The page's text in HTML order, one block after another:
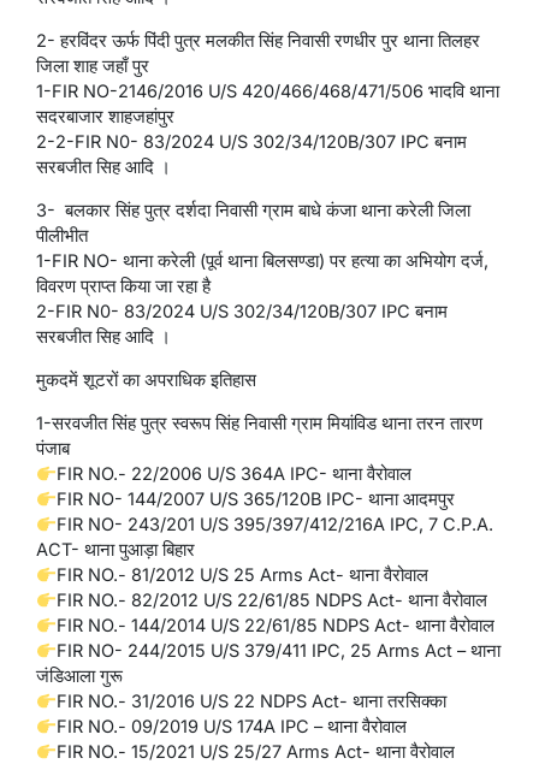
2- हरविंदर ऊर्फ पिंदी पुत्र मलकीत सिंह निवासी रणधीर पुर थाना तिलहर
जिला शाह जहाँ पुर
1-FIR NO-2146/2016 U/S 420/466/468/471/506 भादवि थाना
सदरबाजार शाहजहांपुर
2-2-FIR N0- 83/2024 U/S 302/34/120B/307 IPC बनाम
सरबजीत सिह आदि ।
3- बलकार सिंह पुत्र दर्शदा निवासी ग्राम बाधे कंजा थाना करेली जिला
पीलीभीत
1-FIR NO- थाना करेली (पूर्व थाना बिलसण्डा) पर हत्या का अभियोग दर्ज,
विवरण प्राप्त किया जा रहा है
2-FIR N0- 83/2024 U/S 302/34/120B/307 IPC बनाम
सरबजीत सिह आदि ।
मुकदमें शूटरों का अपराधिक इतिहास
1-सरवजीत सिंह पुत्र स्वरूप सिंह निवासी ग्राम मियांविड थाना तरन तारण
पंजाब
FIR NO.- 22/2006 U/S 364A IPC- थाना वैरोवाल
FIR NO- 144/2007 U/S 365/120B IPC- थाना आदमपुर
FIR NO- 243/201 U/S 395/397/412/216A IPC, 7 C.P.A.
ACT- थाना पुआड़ा बिहार
FIR NO.- 81/2012 U/S 25 Arms Act- थाना वैरोवाल
FIR NO.- 82/2012 U/S 22/61/85 NDPS Act- थाना वैरोवाल
FIR NO.- 144/2014 U/S 22/61/85 NDPS Act- थाना वैरोवाल
FIR NO- 244/2015 U/S 379/411 IPC, 25 Arms Act – थाना
जंडिआला गुरू
FIR NO.- 31/2016 U/S 22 NDPS Act- थाना तरसिक्का
FIR NO.- 09/2019 U/S 174A IPC – थाना वैरोवाल
FIR NO.- 15/2021 U/S 25/27 Arms Act- थाना वैरोवाल